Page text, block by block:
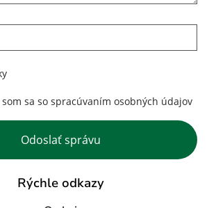
sa so spracúvaním osobných údajov
Response
Odoslať správu
Rýchle odkazy